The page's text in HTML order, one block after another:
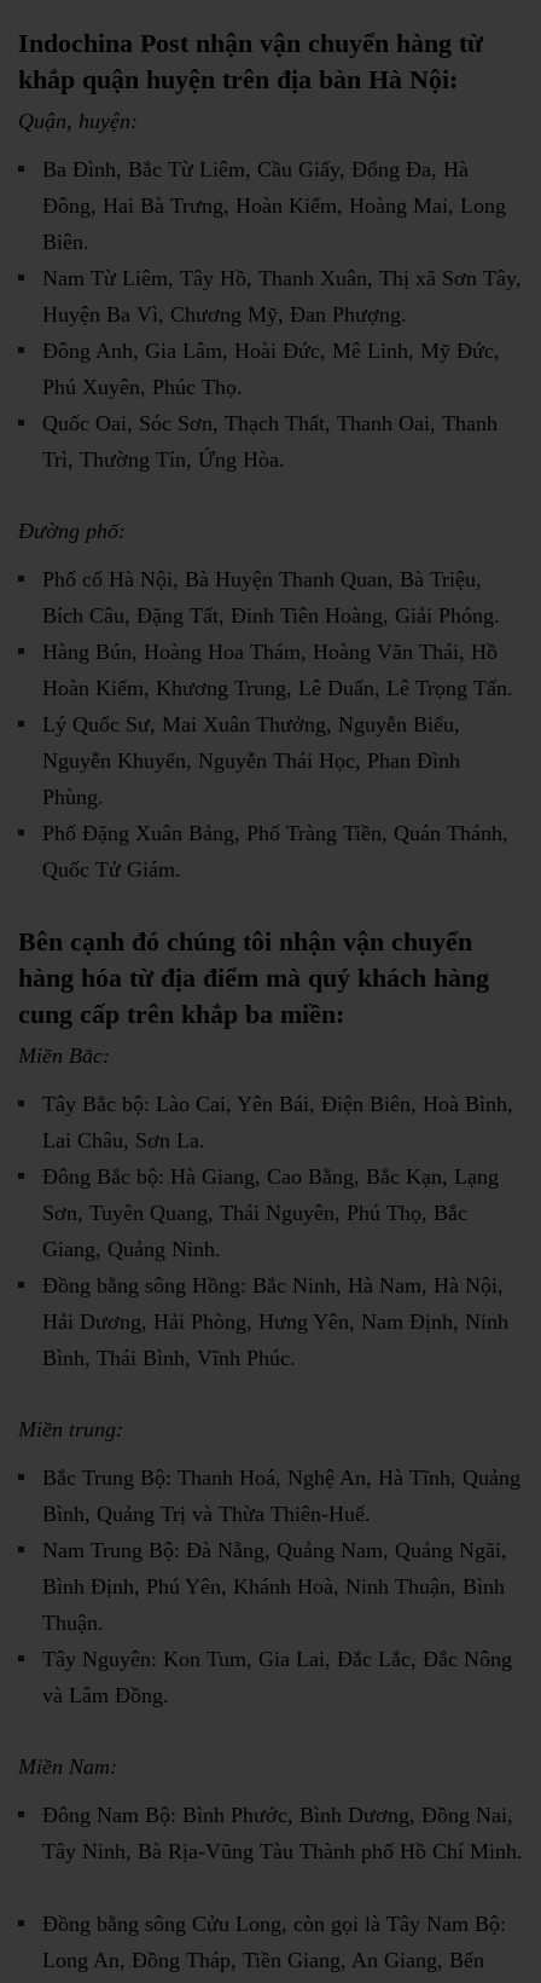
Indochina Post nhận vận chuyển hàng từ
khắp quận huyện trên địa bàn Hà Nội:
Quận, huyện:
Ba Đình, Bắc Từ Liêm, Cầu Giấy, Đống Đa, Hà
Đông, Hai Bà Trưng, Hoàn Kiếm, Hoàng Mai, Long
Biên.
Nam Từ Liêm, Tây Hồ, Thanh Xuân, Thị xã Sơn Tây,
Huyện Ba Vì, Chương Mỹ, Đan Phượng.
Đông Anh, Gia Lâm, Hoài Đức, Mê Linh, Mỹ Đức,
Phú Xuyên, Phúc Thọ.
Quốc Oai, Sóc Sơn, Thạch Thất, Thanh Oai, Thanh
Trì, Thường Tín, Ứng Hòa.
Đường phố:
Phố cổ Hà Nội, Bà Huyện Thanh Quan, Bà Triệu,
Bích Câu, Đặng Tất, Đinh Tiên Hoàng, Giải Phóng.
Hàng Bún, Hoàng Hoa Thám, Hoàng Văn Thái, Hồ
Hoàn Kiếm, Khương Trung, Lê Duẩn, Lê Trọng Tấn.
Lý Quốc Sư, Mai Xuân Thưởng, Nguyễn Biểu,
Nguyễn Khuyến, Nguyễn Thái Học, Phan Đình
Phùng.
Phố Đặng Xuân Bảng, Phố Tràng Tiền, Quán Thánh,
Quốc Tử Giám.
Bên cạnh đó chúng tôi nhận vận chuyển
hàng hóa từ địa điểm mà quý khách hàng
cung cấp trên khắp ba miền:
Miền Bắc:
Tây Bắc bộ: Lào Cai, Yên Bái, Điện Biên, Hoà Bình,
Lai Châu, Sơn La.
Đông Bắc bộ: Hà Giang, Cao Bằng, Bắc Kạn, Lạng
Sơn, Tuyên Quang, Thái Nguyên, Phú Thọ, Bắc
Giang, Quảng Ninh.
Đồng bằng sông Hồng: Bắc Ninh, Hà Nam, Hà Nội,
Hải Dương, Hải Phòng, Hưng Yên, Nam Định, Ninh
Bình, Thái Bình, Vĩnh Phúc.
Miền trung:
Bắc Trung Bộ: Thanh Hoá, Nghệ An, Hà Tĩnh, Quảng
Bình, Quảng Trị và Thừa Thiên-Huế.
Nam Trung Bộ: Đà Nẵng, Quảng Nam, Quảng Ngãi,
Bình Định, Phú Yên, Khánh Hoà, Ninh Thuận, Bình
Thuận.
Tây Nguyên: Kon Tum, Gia Lai, Đắc Lắc, Đắc Nông
và Lâm Đồng.
Miền Nam:
Đông Nam Bộ: Bình Phước, Bình Dương, Đồng Nai,
Tây Ninh, Bà Rịa-Vũng Tàu Thành phố Hồ Chí Minh.
Đồng bằng sông Cửu Long, còn gọi là Tây Nam Bộ:
Long An, Đồng Tháp, Tiền Giang, An Giang, Bến